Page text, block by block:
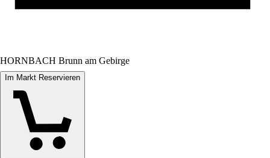
HORNBACH Brunn am Gebirge
Im Markt Reservieren